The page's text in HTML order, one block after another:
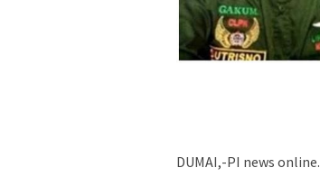
DUMAI,-PI news online.